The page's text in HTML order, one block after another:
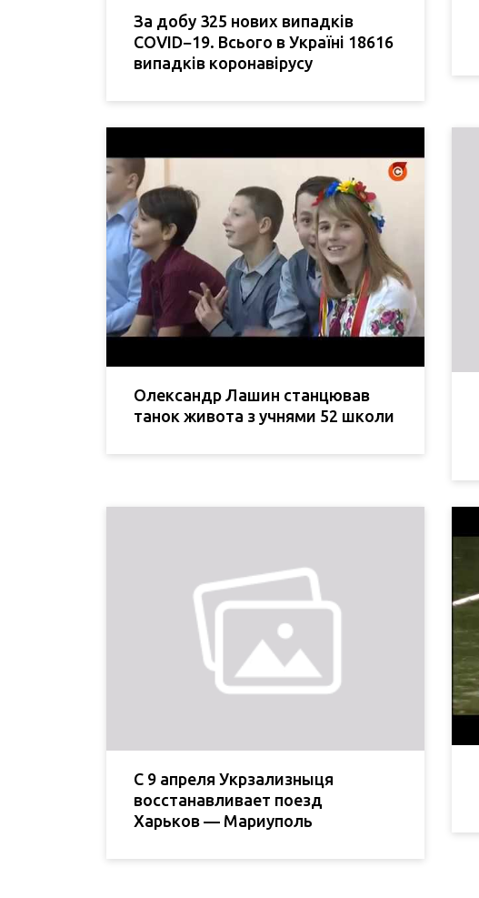
За добу 325 нових випадків
COVID−19. Всього в Україні 18616
випадків коронавірусу
Олександр Лашин станцював
танок живота з учнями 52 школи
С 9 апреля Укрзализныця
восстанавливает поезд
Харьков — Мариуполь